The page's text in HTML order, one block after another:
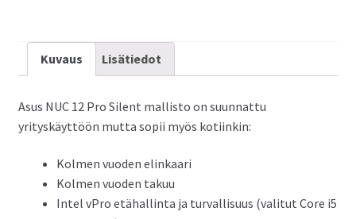
Silent
Mini
määrä
Kuvaus Lisätiedot
Asus NUC 12 Pro Silent mallisto on suunnattu
yrityskäyttöön mutta sopii myös kotiinkin:
Kolmen vuoden elinkaari
Kolmen vuoden takuu
Intel vPro etähallinta ja turvallisuus (valitut Core i5